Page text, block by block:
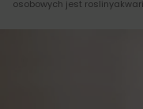
osobowych jest